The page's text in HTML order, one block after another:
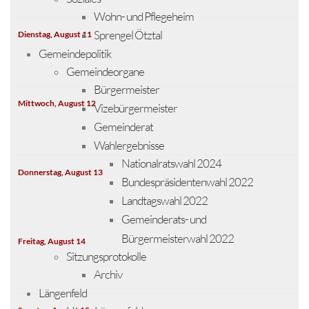
Wohn- und Pflegeheim
Sprengel Ötztal
Gemeindepolitik
Gemeindeorgane
Bürgermeister
Vizebürgermeister
Gemeinderat
Wahlergebnisse
Nationalratswahl 2024
Bundespräsidentenwahl 2022
Landtagswahl 2022
Gemeinderats- und
Bürgermeisterwahl 2022
Sitzungsprotokolle
Archiv
Längenfeld
Dienstag, August11
Mittwoch, August 12
Donnerstag, August 13
Freitag, August 14